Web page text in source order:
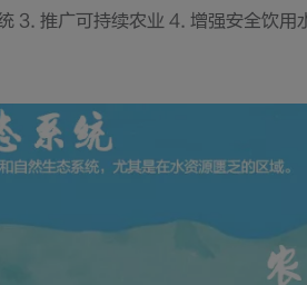
3. 推广可持续农业 4. 增强安全饮用